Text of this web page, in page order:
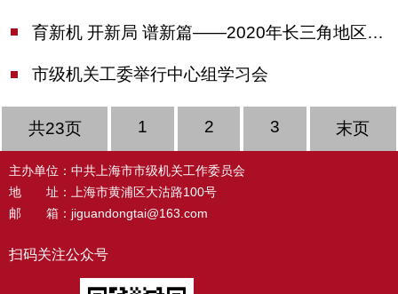
育新机 开新局 谱新篇——2020年长三角地区机关党建工作研讨会在南京召开
市级机关工委举行中心组学习会
共23页 1 2 3 末页